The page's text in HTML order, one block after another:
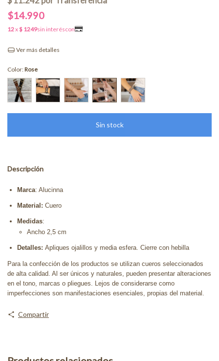
$14.990
Ver más detalles
Color:Rose
Descripción
Marca: Alucinna
Material: Cuero
Medidas:
Ancho 2,5 cm
Detalles: Apliques ojalillos y media esfera. Cierre con hebilla
Para la confección de los productos se utilizan cueros seleccionados
de alta calidad. Al ser únicos y naturales, pueden presentar alteraciones
en el tono, marcas o pliegues. Lejos de considerarse como
imperfecciones son manifestaciones esenciales, propias del material.
Compartir